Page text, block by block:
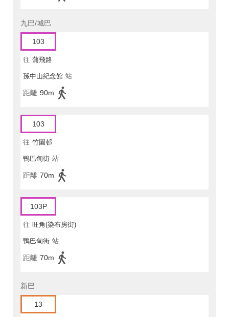
九巴/城巴
103
往 蒲飛路
孫中山紀念館 站
距離 90m
103
往 竹園邨
鴨巴甸街 站
距離 70m
103P
往 旺角(染布房街)
鴨巴甸街 站
距離 70m
新巴
13